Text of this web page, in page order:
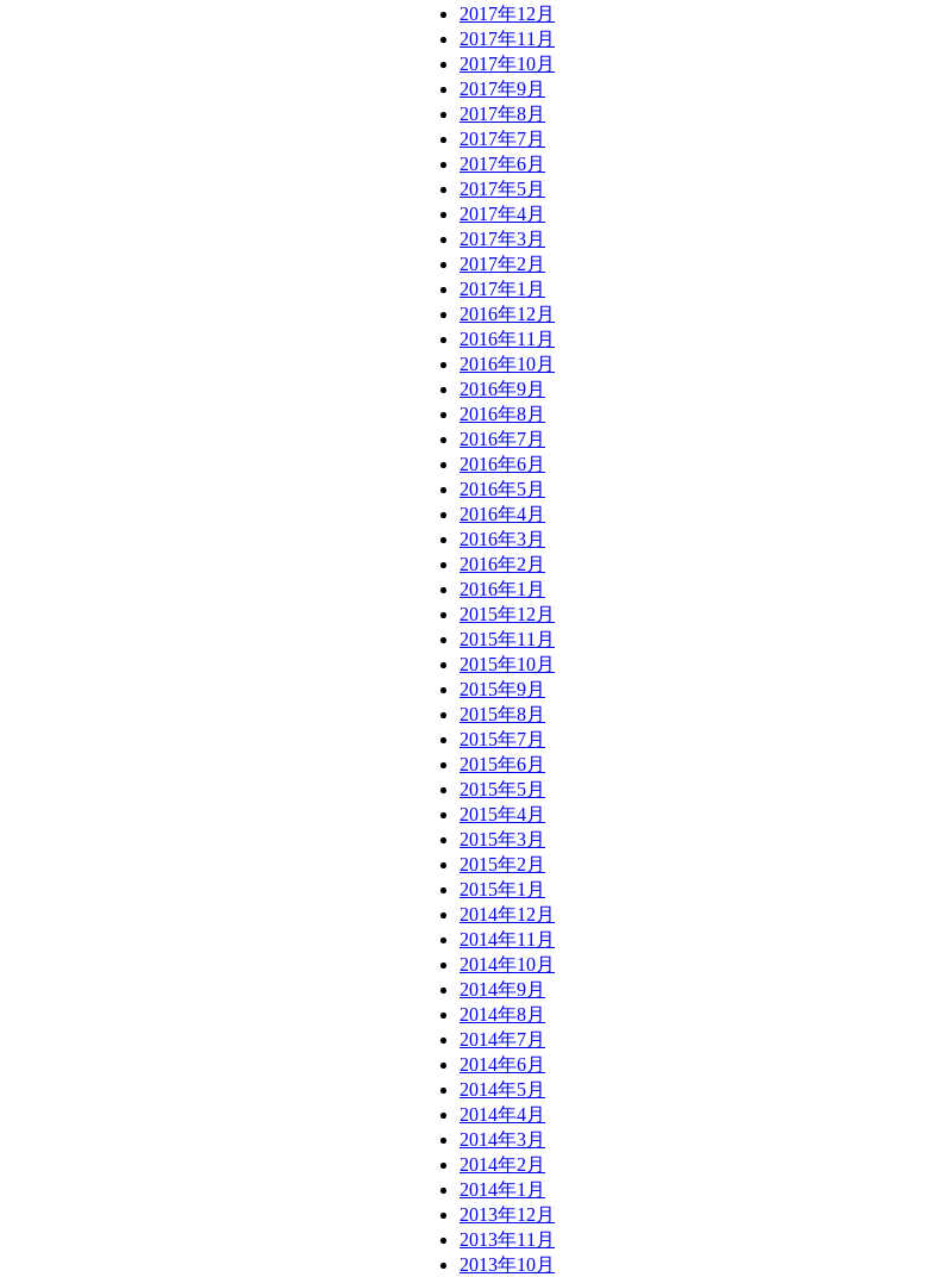
2017年12月
2017年11月
2017年10月
2017年9月
2017年8月
2017年7月
2017年6月
2017年5月
2017年4月
2017年3月
2017年2月
2017年1月
2016年12月
2016年11月
2016年10月
2016年9月
2016年8月
2016年7月
2016年6月
2016年5月
2016年4月
2016年3月
2016年2月
2016年1月
2015年12月
2015年11月
2015年10月
2015年9月
2015年8月
2015年7月
2015年6月
2015年5月
2015年4月
2015年3月
2015年2月
2015年1月
2014年12月
2014年11月
2014年10月
2014年9月
2014年8月
2014年7月
2014年6月
2014年5月
2014年4月
2014年3月
2014年2月
2014年1月
2013年12月
2013年11月
2013年10月